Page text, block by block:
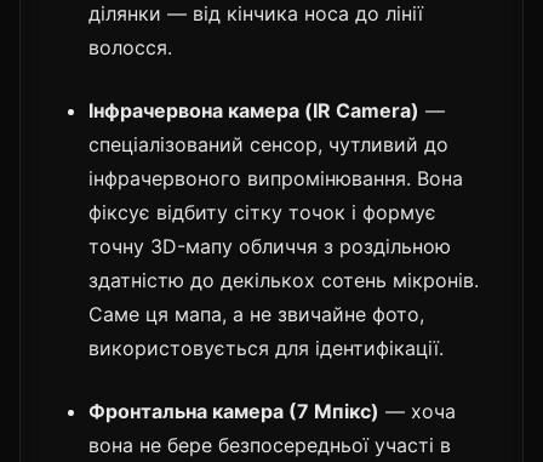
ділянки — від кінчика носа до лінії
волосся.
Інфрачервона камера (IR Camera) —
спеціалізований сенсор, чутливий до
інфрачервоного випромінювання. Вона
фіксує відбиту сітку точок і формує
точну 3D-мапу обличчя з роздільною
здатністю до декількох сотень мікронів.
Саме ця мапа, а не звичайне фото,
використовується для ідентифікації.
Фронтальна камера (7 Мпікс) — хоча
вона не бере безпосередньої участі в